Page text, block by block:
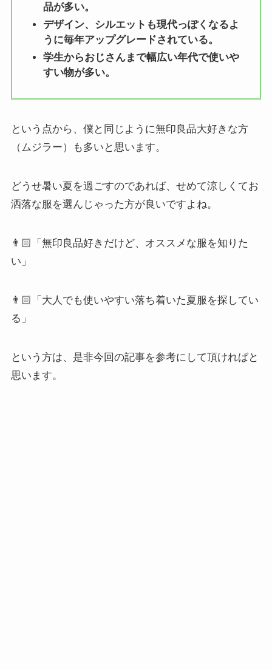
品が多い。
デザイン、シルエットも現代っぽくなるよ
うに毎年アップグレードされている。
学生からおじさんまで幅広い年代で使いや
すい物が多い。
という点から、僕と同じように無印良品大好きな方
（ムジラー）も多いと思います。
どうせ暑い夏を過ごすのであれば、せめて涼しくてお
洒落な服を選んじゃった方が良いですよね。
👨🏻「無印良品好きだけど、オススメな服を知りた
い」
👨🏻「大人でも使いやすい落ち着いた夏服を探してい
る」
という方は、是非今回の記事を参考にして頂ければと
思います。